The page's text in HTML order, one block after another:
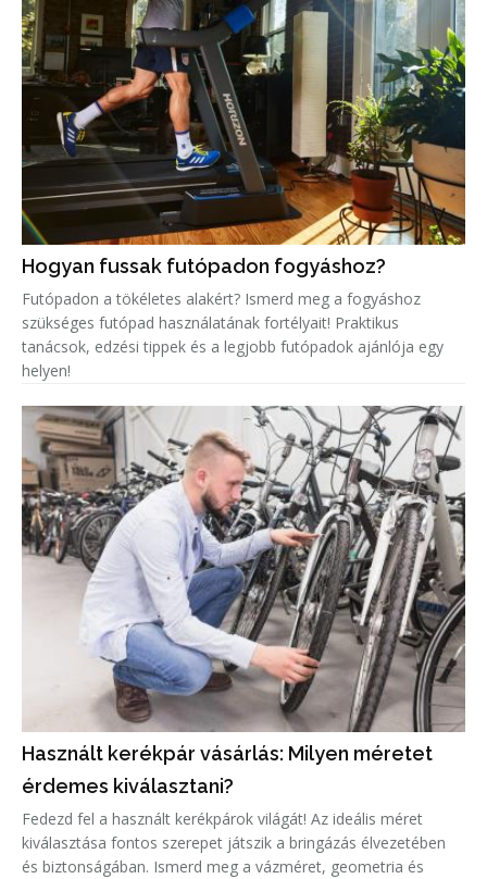
Hogyan fussak futópadon fogyáshoz?
Futópadon a tökéletes alakért? Ismerd meg a fogyáshoz
szükséges futópad használatának fortélyait! Praktikus
tanácsok, edzési tippek és a legjobb futópadok ajánlója egy
helyen!
Használt kerékpár vásárlás: Milyen méretet
érdemes kiválasztani?
Fedezd fel a használt kerékpárok világát! Az ideális méret
kiválasztása fontos szerepet játszik a bringázás élvezetében
és biztonságában. Ismerd meg a vázméret, geometria és